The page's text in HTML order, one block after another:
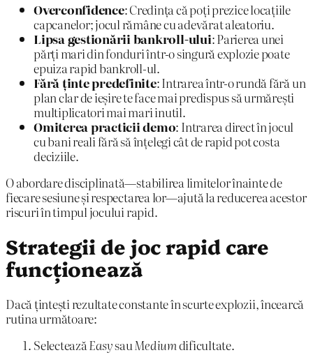
Overconfidence: Credința că poți prezice locațiile
capcanelor; jocul rămâne cu adevărat aleatoriu.
Lipsa gestionării bankroll-ului: Parierea unei
părți mari din fonduri într-o singură explozie poate
epuiza rapid bankroll-ul.
Fără ținte predefinite: Intrarea într-o rundă fără un
plan clar de ieșire te face mai predispus să urmărești
multiplicatori mai mari inutil.
Omiterea practicii demo: Intrarea direct în jocul
cu bani reali fără să înțelegi cât de rapid pot costa
deciziile.
O abordare disciplinată—stabilirea limitelor înainte de
fiecare sesiune și respectarea lor—ajută la reducerea acestor
riscuri în timpul jocului rapid.
Strategii de joc rapid care
funcționează
Dacă țintești rezultate constante în scurte explozii, încearcă
rutina următoare:
Selectează Easysau Mediumdificultate.